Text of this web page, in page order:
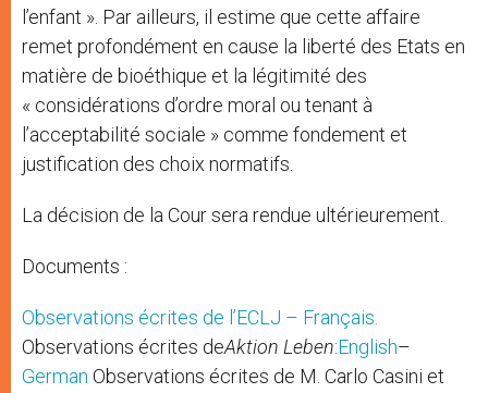
l’enfant ». Par ailleurs, il estime que cette affaire
remet profondément en cause la liberté des Etats en
matière de bioéthique et la légitimité des
« considérations d’ordre moral ou tenant à
l’acceptabilité sociale » comme fondement et
justification des choix normatifs.
La décision de la Cour sera rendue ultérieurement.
Documents :
Observations écrites de l’ECLJ – Français.
Observations écrites deAktion Leben:English–
German Observations écrites de M. Carlo Casini et